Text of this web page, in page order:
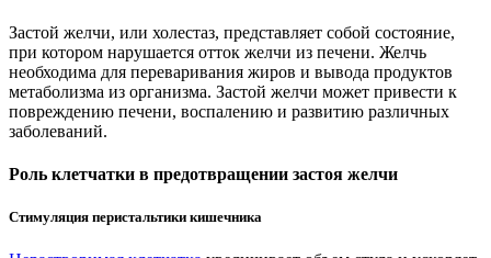
Застой желчи, или холестаз, представляет собой состояние,
при котором нарушается отток желчи из печени. Желчь
необходима для переваривания жиров и вывода продуктов
метаболизма из организма. Застой желчи может привести к
повреждению печени, воспалению и развитию различных
заболеваний.
Роль клетчатки в предотвращении застоя желчи
Стимуляция перистальтики кишечника